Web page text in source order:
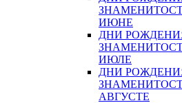
ИЮНЕ
ДНИ
ИЮЛЕ
ДНИ
АВГУСТЕ